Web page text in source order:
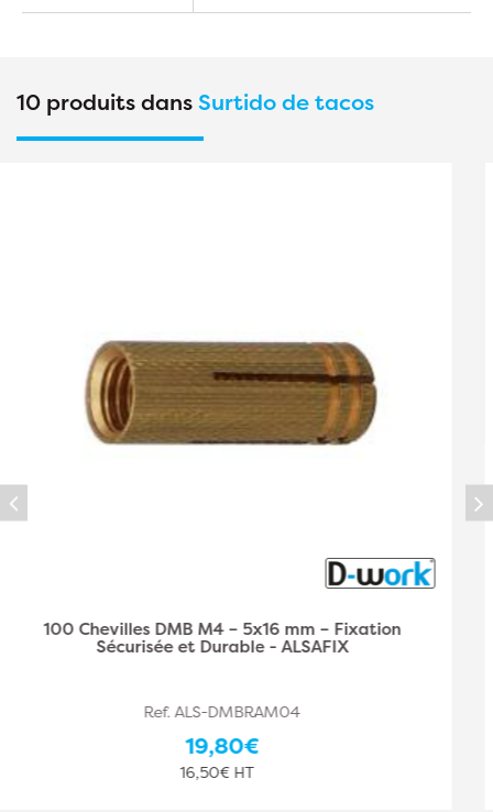
10 produits dansSurtido de tacos
100 Chevilles DMB M5 – 6x20 mm – Fixation
Sécurisée et Durable - ALSAFIX
Ref. ALS-DMBRAM06
40,30€
33,58€ HT